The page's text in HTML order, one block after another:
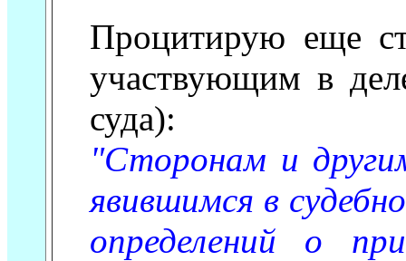
Процитирую еще
участвующим в
суда):
"Сторонам и
явившимся в
определений о